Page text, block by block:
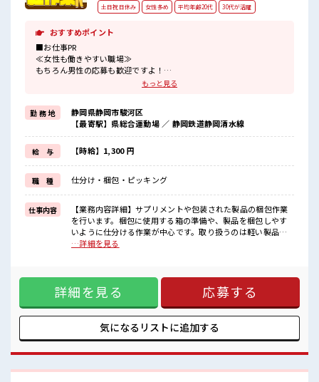
土日祝日休み
女性多め 平均年齢20代 30代が活躍
おすすめポイント
■お仕事PR
≪女性も働きやすい職場≫
もちろん男性の応募も歓迎ですよ！
場合によってはお願いすることもあります♪
≪完全週休二日制≫
週末は家族や友人と一緒にプライベート満喫！
≪モチベーションもUP≫
派手過ぎなければ髪型や髪色自由♪
(規定有)≪機能的な制服アリ≫
制服があるので、
毎日の服装の悩み解消♪
≪自分に合った期間で働ける≫
福利厚生が整った派遣のお仕事です！
■職場の雰囲気
女性も活躍しやすい雰囲気の職場です！
モチベーションもUP！
≪20代の方が多数活躍中の職場≫
もっと見る
勤 務 地
静岡県静岡市駿河区
【最寄駅】県総合運動場 ／ 静岡鉄道静岡清水線
給 与 【時給】1,300 円
職 種 仕分け・梱包・ピッキング
仕事内容
【業務内容詳細】サプリメントや包装された製品の梱包作業
を行います。梱包に使用する箱の準備や、製品を梱包しやす
いように仕分ける作業が中心です。取り扱うのは軽い製品が
ほとんどで、体への負担は少なめ。梱包後は、箱の状態や製
る環境です。【取扱製品情報】健康食品、サプリメント、化
粧品、プロテインなど。 ■お仕事PR ≪女性も働きやすい職場
≫ もちろん男性の応募も歓迎ですよ！ ≪時間にメリハリを≫
残業はほとんどナシ！ 場合によってはお願いすることもあり
ます♪ ≪完全週休二日制≫ 週末は家族や友人と一緒にプライ
ベート満喫！ ≪モチベーションもUP≫ 派手過ぎなければ髪型
で、 毎日の服装の悩み解消♪ ≪自分に合った期間で働ける≫
福利厚生が整った派遣のお仕事です！ ■職場の雰囲気 女性も
…詳細を見る
詳細を見る 応募する
気になるリストに追加する